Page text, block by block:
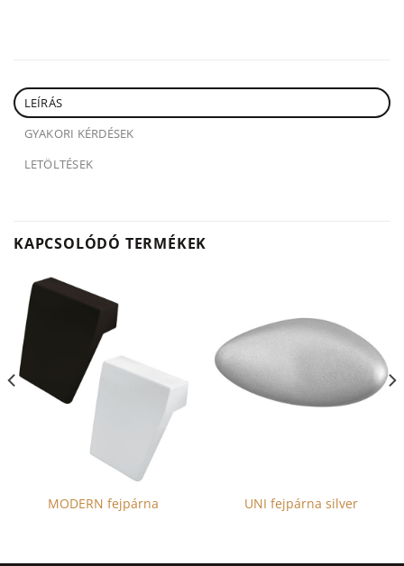
LEÍRÁS
GYAKORI KÉRDÉSEK
LETÖLTÉSEK
KAPCSOLÓDÓ TERMÉKEK
MODERN fejpárna
UNI fejpárna silver